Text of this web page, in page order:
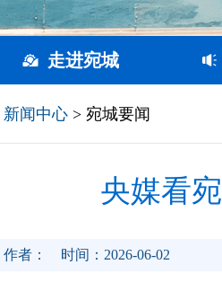
走进宛城
新闻中心 > 宛城要闻
央媒看
作者： 时间：2026-06-02